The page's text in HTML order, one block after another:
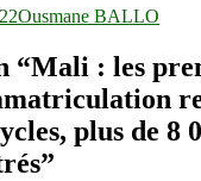
Ousmane BALLO
“Mali : les
plus de 8
”